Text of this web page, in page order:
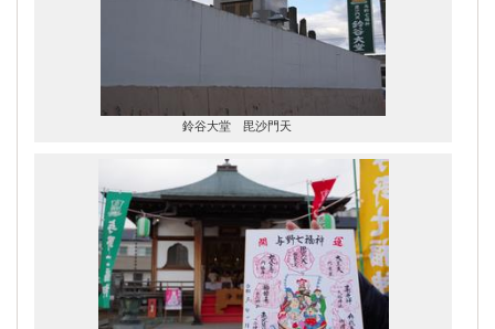
鈴谷大堂 毘沙門天